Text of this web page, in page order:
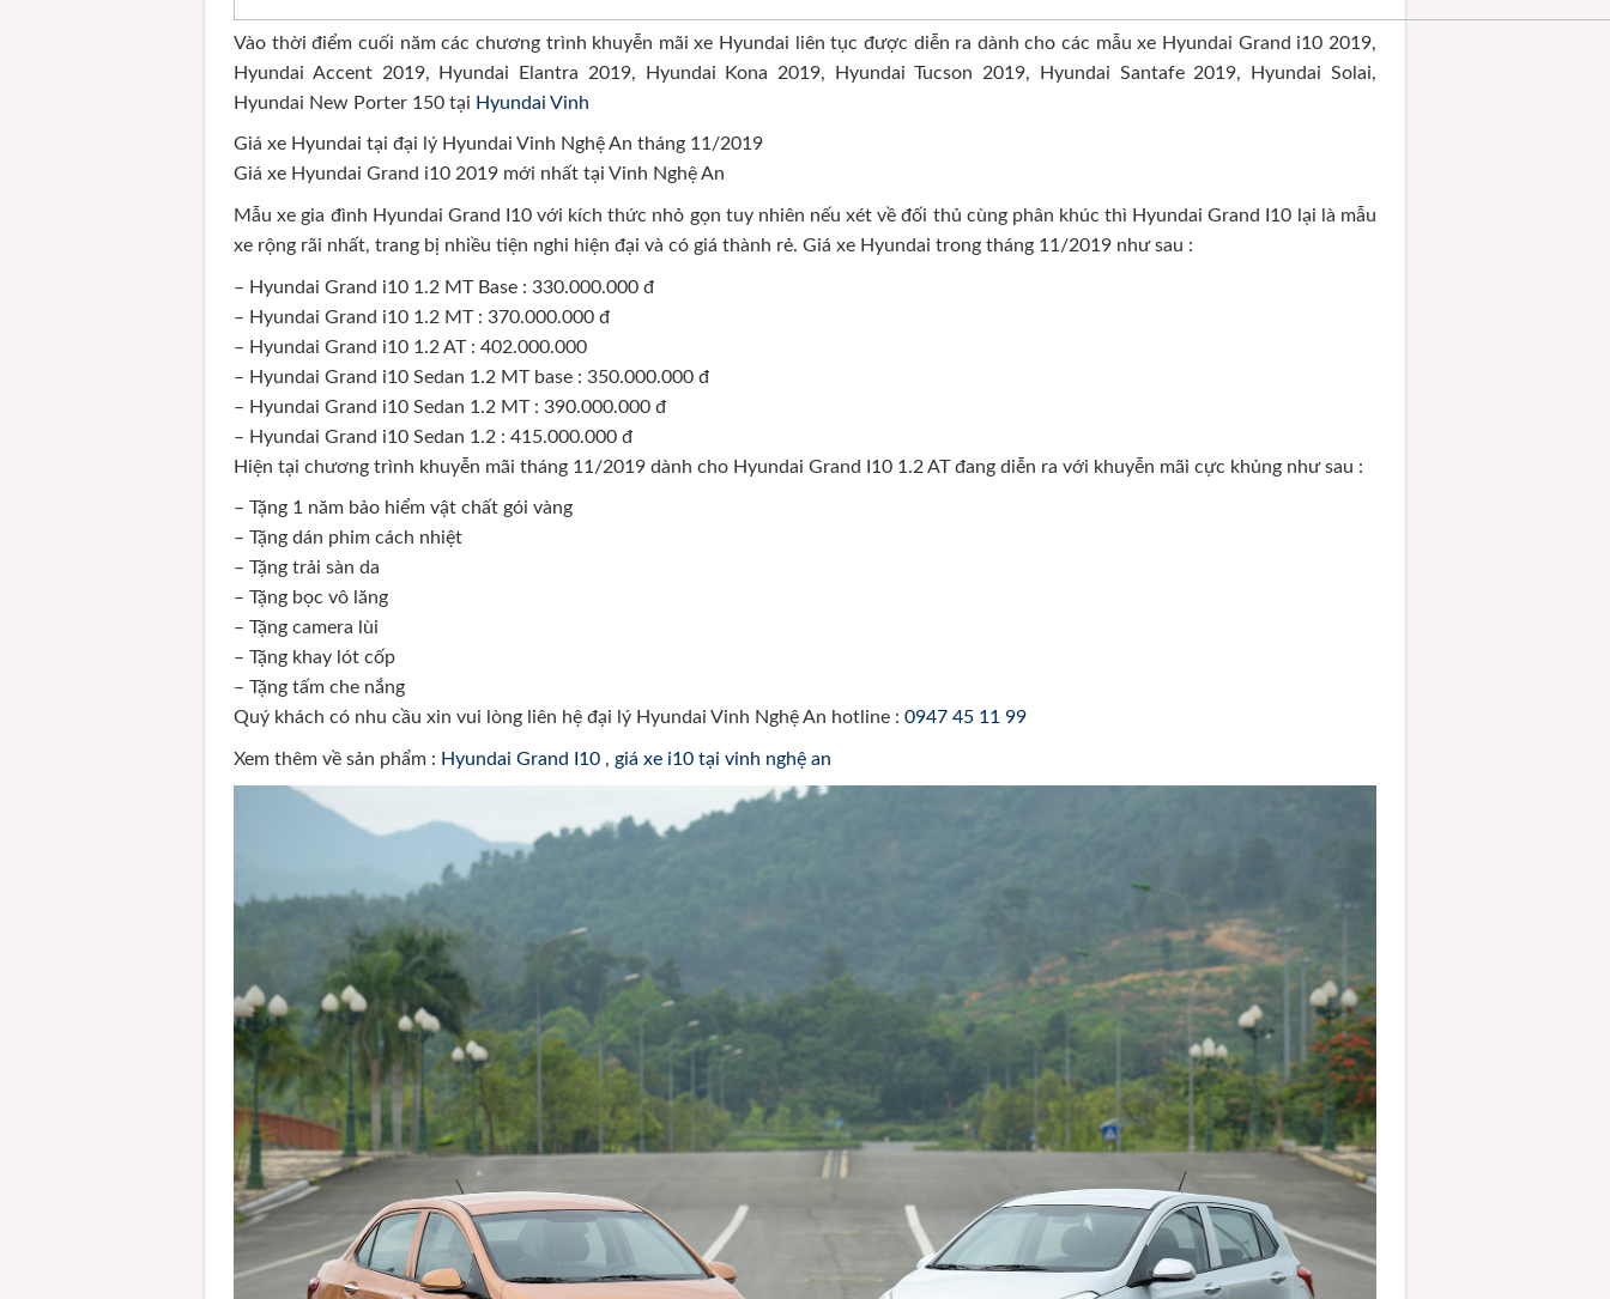
Vào thời điểm cuối năm các chương trình khuyễn mãi xe Hyundai liên tục được diễn ra dành cho các mẫu xe Hyundai Grand i10 2019,
Hyundai Accent 2019, Hyundai Elantra 2019, Hyundai Kona 2019, Hyundai Tucson 2019, Hyundai Santafe 2019, Hyundai Solai,
Hyundai New Porter 150 tại Hyundai Vinh
Giá xe Hyundai tại đại lý Hyundai Vinh Nghệ An tháng 11/2019
Giá xe Hyundai Grand i10 2019 mới nhất tại Vinh Nghệ An
Mẫu xe gia đình Hyundai Grand I10 với kích thức nhỏ gọn tuy nhiên nếu xét về đối thủ cùng phân khúc thì Hyundai Grand I10 lại là mẫu
xe rộng rãi nhất, trang bị nhiều tiện nghi hiện đại và có giá thành rẻ. Giá xe Hyundai trong tháng 11/2019 như sau :
– Hyundai Grand i10 1.2 MT Base : 330.000.000 đ
– Hyundai Grand i10 1.2 MT : 370.000.000 đ
– Hyundai Grand i10 1.2 AT : 402.000.000
– Hyundai Grand i10 Sedan 1.2 MT base : 350.000.000 đ
– Hyundai Grand i10 Sedan 1.2 MT : 390.000.000 đ
– Hyundai Grand i10 Sedan 1.2 : 415.000.000 đ
Hiện tại chương trình khuyễn mãi tháng 11/2019 dành cho Hyundai Grand I10 1.2 AT đang diễn ra với khuyễn mãi cực khủng như sau :
– Tặng 1 năm bảo hiểm vật chất gói vàng
– Tặng dán phim cách nhiệt
– Tặng trải sàn da
– Tặng bọc vô lăng
– Tặng camera lùi
– Tặng khay lót cốp
– Tặng tấm che nắng
Quý khách có nhu cầu xin vui lòng liên hệ đại lý Hyundai Vinh Nghệ An hotline :0947 45 11 99
Xem thêm về sản phẩm : Hyundai Grand I10 , giá xe i10 tại vinh nghệ an